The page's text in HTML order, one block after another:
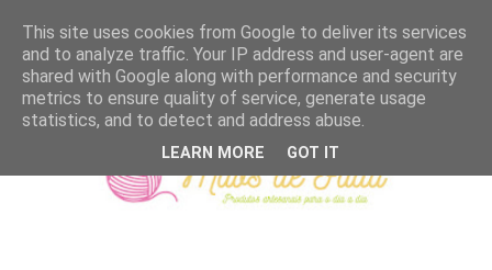
This site uses cookies from Google to deliver its services
and to analyze traffic. Your IP address and user-agent are
shared with Google along with performance and security
metrics to ensure quality of service, generate usage
statistics, and to detect and address abuse.
LEARN MORE GOT IT